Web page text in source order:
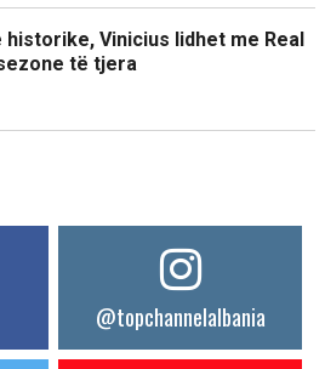
Vinicius lidhet me Real
të tjera
@topchannelalbania